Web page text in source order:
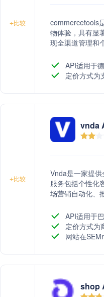
+比较
commercetools
物体验，具有显
现全渠道管理和
API适用于
定价方式为
+比较
vnda
Vnda是一家提
服务包括个性化
场营销自动化、
API适用于
定价方式为
网站在
shop